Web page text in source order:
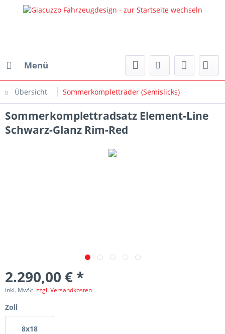
Menü
Übersicht Sommerkompletträder (Semislicks)
Sommerkomplettradsatz Element-Line
Schwarz-Glanz Rim-Red
2.290,00 € *
inkl. MwSt.zzgl. Versandkosten
Zoll
8x18